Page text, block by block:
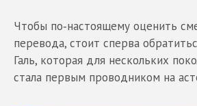
Чтобы по‑настоящему оценить
перевода, стоит сперва
Галь, которая для нескольких
стала первым проводником на